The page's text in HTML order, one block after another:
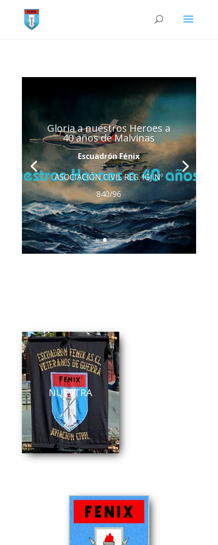
Gloria a nuestros Heroes a
40 años de Malvinas
Escuadrón Fénix
ASOCIACIÓN CIVIL REG. IGJ Nº
840/96